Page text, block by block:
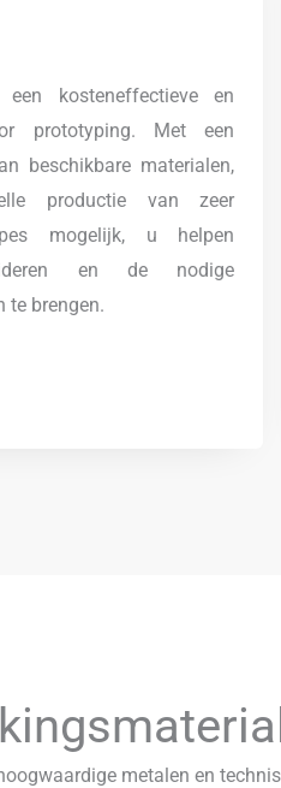
een kosteneffectieve en
prototyping. Met een
beschikbare materialen,
productie van zeer
mogelijk, u helpen
en de nodige
te brengen.
metalen en